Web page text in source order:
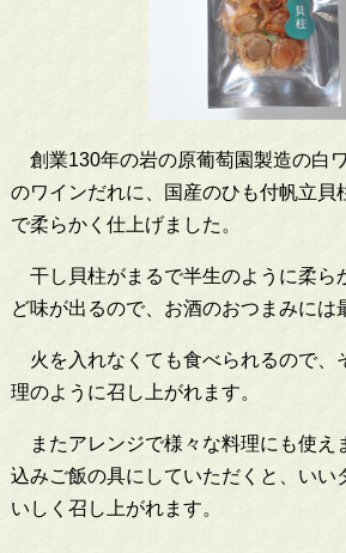
創業130年の岩の原葡萄園製造の白
のワインだれに、国産のひも付帆立貝
で柔らかく仕上げました。
干し貝柱がまるで半生のように柔ら
ど味が出るので、お酒のおつまみには
火を入れなくても食べられるので、
理のように召し上がれます。
またアレンジで様々な料理にも使え
込みご飯の具にしていただくと、いい
いしく召し上がれます。